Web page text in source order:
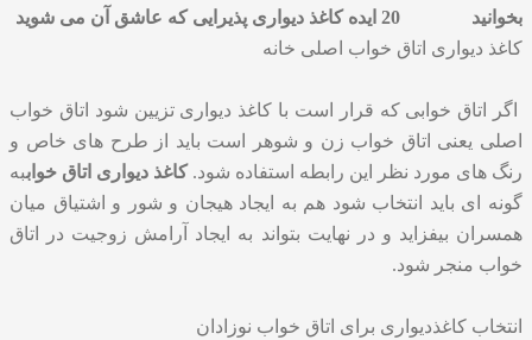
بخوانید 20 ایده کاغذ دیواری پذیرایی که عاشق آن می شوید
کاغذ دیواری اتاق خواب اصلی خانه
اگر اتاق خوابی که قرار است با کاغذ دیواری تزیین شود اتاق خواب
اصلی یعنی اتاق خواب زن و شوهر است باید از طرح های خاص و
رنگ های مورد نظر این رابطه استفاده شود.کاغذ دیواری اتاق خواببه
گونه ای باید انتخاب شود هم به ایجاد هیجان و شور و اشتیاق میان
همسران بیفزاید و در نهایت بتواند به ایجاد آرامش زوجیت در اتاق
خواب منجر شود.
انتخاب کاغذدیواری برای اتاق خواب نوزادان